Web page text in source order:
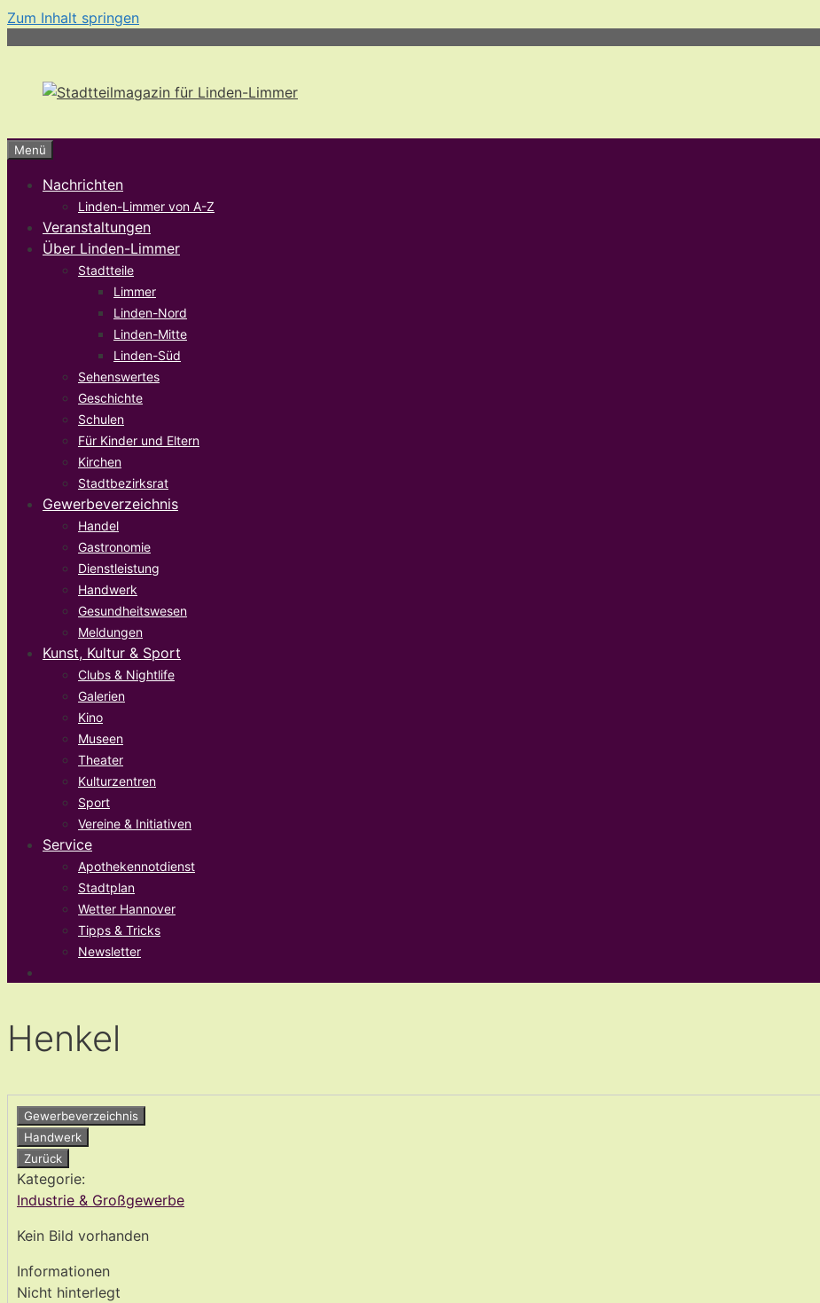
Zum Inhalt springen
Menü
Nachrichten
Linden-Limmer von A-Z
Veranstaltungen
Über Linden-Limmer
Stadtteile
Limmer
Linden-Nord
Linden-Mitte
Linden-Süd
Sehenswertes
Geschichte
Schulen
Für Kinder und Eltern
Kirchen
Stadtbezirksrat
Gewerbeverzeichnis
Handel
Gastronomie
Dienstleistung
Handwerk
Gesundheitswesen
Meldungen
Kunst, Kultur & Sport
Clubs & Nightlife
Galerien
Kino
Museen
Theater
Kulturzentren
Sport
Vereine & Initiativen
Service
Apothekennotdienst
Stadtplan
Wetter Hannover
Tipps & Tricks
Newsletter
Henkel
Gewerbeverzeichnis
Handwerk
Zurück
Kategorie:
Industrie & Großgewerbe
Kein Bild vorhanden
Informationen
Nicht hinterlegt